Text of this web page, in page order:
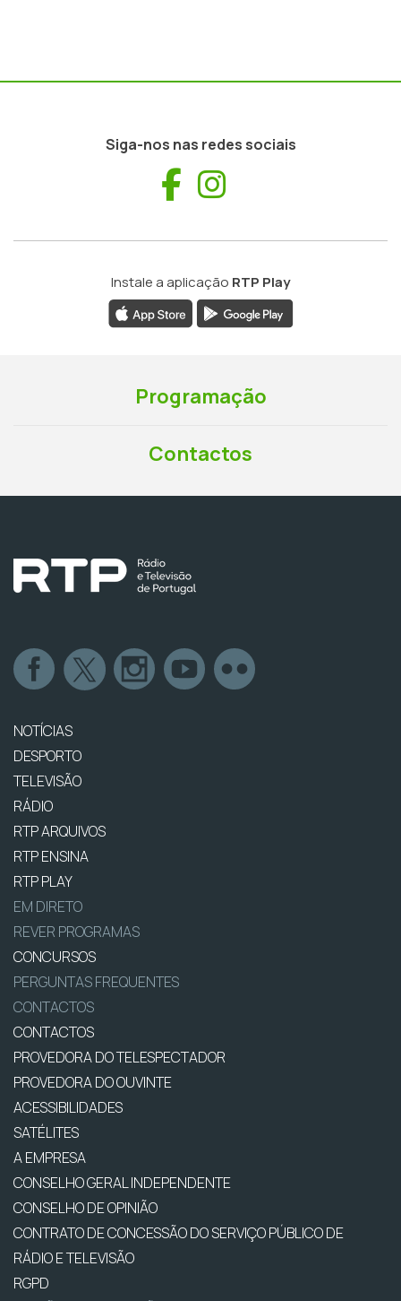
Siga-nos nas redes sociais
Facebook
Instale a aplicação RTP Play
Programação
Contactos
NOTÍCIAS
DESPORTO
TELEVISÃO
RÁDIO
RTP ARQUIVOS
RTP ENSINA
RTP PLAY
EM DIRETO
REVER PROGRAMAS
CONCURSOS
PERGUNTAS FREQUENTES
CONTACTOS
CONTACTOS
PROVEDORA DO TELESPECTADOR
PROVEDORA DO OUVINTE
ACESSIBILIDADES
SATÉLITES
A EMPRESA
CONSELHO GERAL INDEPENDENTE
CONSELHO DE OPINIÃO
CONTRATO DE CONCESSÃO DO SERVIÇO PÚBLICO DE
RÁDIO E TELEVISÃO
RGPD